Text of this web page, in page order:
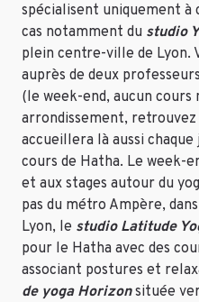
spécialisent uniquement à
cas notamment du studio
plein centre-ville de Lyon.
auprès de deux
(le week-end, aucun cours
arrondissement, retrouvez
accueillera là aussi
cours de Hatha. Le week-
et aux stages autour du
pas du métro Ampère,
Lyon, le studio Latitude
pour le Hatha avec des
associant postures et
de yoga Horizonsituée